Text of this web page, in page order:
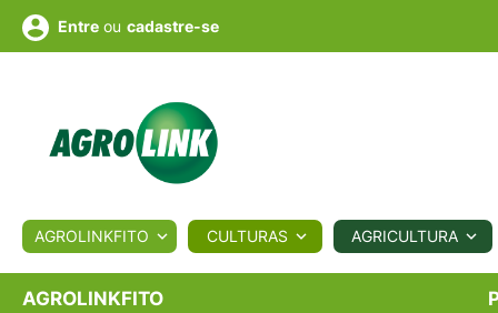
BIOLÓGICOS COTAÇÕES NOTÍCIAS
Entre ou cadastre-se
AGROLINKFITO CULTURAS AGRICULTURA
AGROLINKFITO